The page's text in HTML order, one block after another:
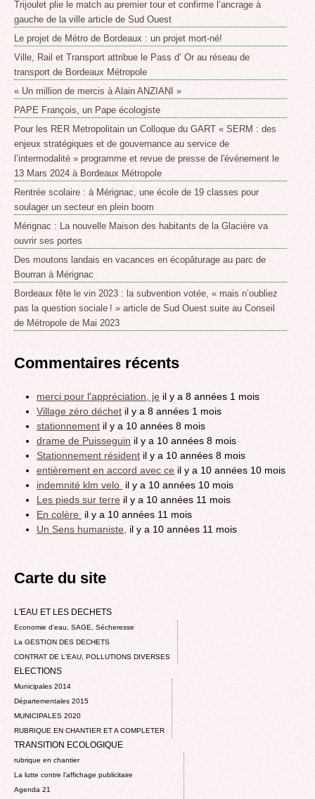
Trijoulet plie le match au premier tour et confirme l’ancrage à
gauche de la ville article de Sud Ouest
Le projet de Métro de Bordeaux : un projet mort-né!
Ville, Rail et Transport attribue le Pass d’ Or au réseau de
transport de Bordeaux Métropole
« Un million de mercis à Alain ANZIANI »
PAPE François, un Pape écologiste
Pour les RER Metropolitain un Colloque du GART « SERM : des
enjeux stratégiques et de gouvernance au service de
l’intermodalité » programme et revue de presse de l'événement le
13 Mars 2024 à Bordeaux Métropole
Rentrée scolaire : à Mérignac, une école de 19 classes pour
soulager un secteur en plein boom
Mérignac : La nouvelle Maison des habitants de la Glacière va
ouvrir ses portes
Des moutons landais en vacances en écopâturage au parc de
Bourran à Mérignac
Bordeaux fête le vin 2023 : la subvention votée, « mais n’oubliez
pas la question sociale ! » article de Sud Ouest suite au Conseil
de Métropole de Mai 2023
Commentaires récents
merci pour l'appréciation, je il y a 8 années 1 mois
Village zéro déchet il y a 8 années 1 mois
stationnement il y a 10 années 8 mois
drame de Puisseguin il y a 10 années 8 mois
Stationnement résident il y a 10 années 8 mois
entièrement en accord avec ce il y a 10 années 10 mois
indemnité klm velo il y a 10 années 10 mois
Les pieds sur terre il y a 10 années 11 mois
En colère il y a 10 années 11 mois
Un Sens humaniste, il y a 10 années 11 mois
Carte du site
L'EAU ET LES DECHETS
Economie d’eau, SAGE, Sécheresse
La GESTION DES DECHETS
CONTRAT DE L'EAU, POLLUTIONS DIVERSES
ELECTIONS
Municipales 2014
Départementales 2015
MUNICIPALES 2020
RUBRIQUE EN CHANTIER ET A COMPLETER
TRANSITION ECOLOGIQUE
rubrique en chantier
La lutte contre l’affichage publicitaire
Agenda 21